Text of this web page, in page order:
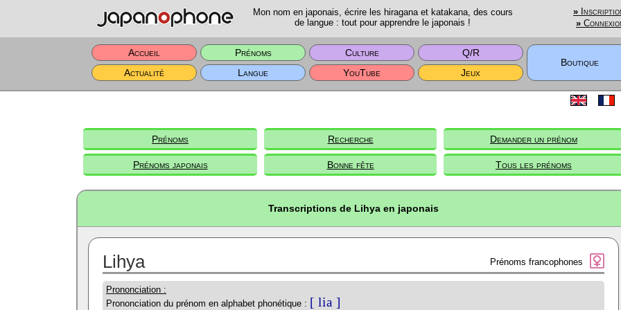
Mon nom en japonais, écrire les hiragana et katakana, des cours
de langue : tout pour apprendre le japonais !
»
»
Accueil Prénoms Culture
Q/R
Boutique
Actualité
Langue YouTube Jeux
Prénoms Recherche Demander un prénom
Prénoms japonais Bonne fête Tous les prénoms
Transcriptions de Lihya en japonais
Lihya Prénoms francophones
Prononciation :
Prononciation du prénom en alphabet phonétique : [ lia ]